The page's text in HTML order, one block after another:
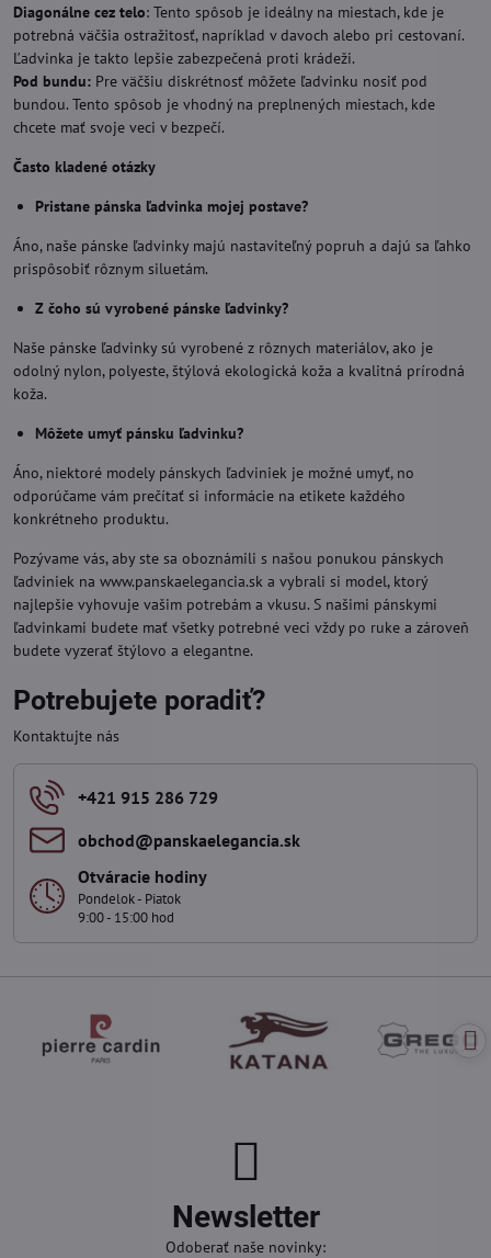
Diagonálne cez telo: Tento spôsob je ideálny na miestach, kde je
potrebná väčšia ostražitosť, napríklad v davoch alebo pri cestovaní.
Ľadvinka je takto lepšie zabezpečená proti krádeži.
Pod bundu: Pre väčšiu diskrétnosť môžete ľadvinku nosiť pod
bundou. Tento spôsob je vhodný na preplnených miestach, kde
chcete mať svoje veci v bezpečí.
Často kladené otázky
Pristane pánska ľadvinka mojej postave?
Áno, naše pánske ľadvinky majú nastaviteľný popruh a dajú sa ľahko
prispôsobiť rôznym siluetám.
Z čoho sú vyrobené pánske ľadvinky?
Naše pánske ľadvinky sú vyrobené z rôznych materiálov, ako je
odolný nylon, polyeste, štýlová ekologická koža a kvalitná prírodná
koža.
Môžete umyť pánsku ľadvinku?
Áno, niektoré modely pánskych ľadviniek je možné umyť, no
odporúčame vám prečítať si informácie na etikete každého
konkrétneho produktu.
Pozývame vás, aby ste sa oboznámili s našou ponukou pánskych
ľadviniek na www.panskaelegancia.sk a vybrali si model, ktorý
najlepšie vyhovuje vašim potrebám a vkusu. S našimi pánskymi
ľadvinkami budete mať všetky potrebné veci vždy po ruke a zároveň
budete vyzerať štýlovo a elegantne.
Potrebujete poradiť?
Kontaktujte nás
+421 915 286 729
obchod​@panskaelegancia​.sk
Otváracie hodiny
Pondelok - Piatok
9:00 - 15:00 hod
Newsletter
Odoberať naše novinky: